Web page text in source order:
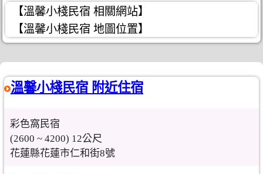
【溫馨小棧民宿 相關網站】
【溫馨小棧民宿 地圖位置】
溫馨小棧民宿 附近住宿
彩色窩民宿
(2600 ~ 4200) 12公尺
花蓮縣花蓮市仁和街8號